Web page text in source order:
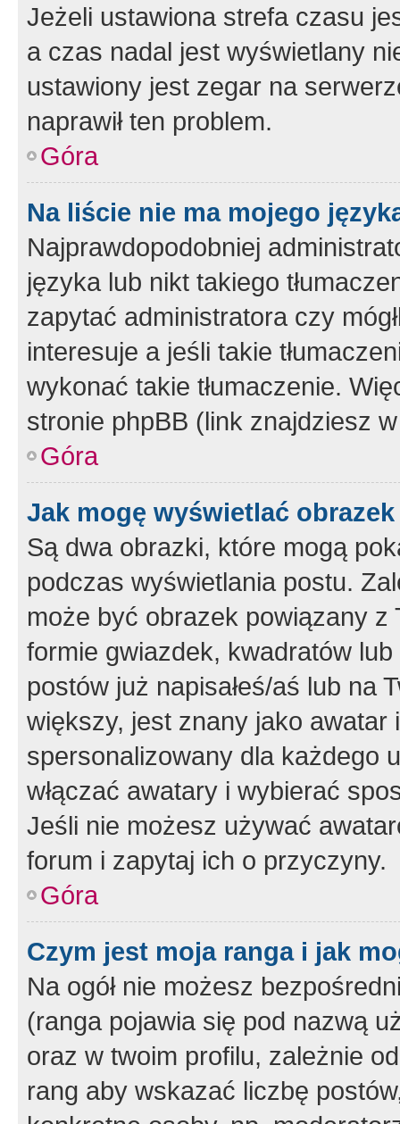
Jeżeli ustawiona strefa czasu
a czas nadal jest wyświetlany
ustawiony jest zegar na
naprawił ten problem.
Góra
Na liście nie ma mojego
Najprawdopodobniej
języka lub nikt takiego
zapytać administratora czy
interesuje a jeśli takie
wykonać takie tłumaczenie.
stronie phpBB (link znajdziesz
Góra
Jak mogę wyświetlać
Są dwa obrazki, które mogą
podczas wyświetlania postu.
może być obrazek powiązany z
formie gwiazdek, kwadratów
postów już napisałeś/aś lub na
większy, jest znany jako
spersonalizowany dla każdego
włączać awatary i wybierać
Jeśli nie możesz używać
forum i zapytaj ich o przyczyny.
Góra
Czym jest moja ranga i jak
Na ogół nie możesz
(ranga pojawia się pod nazwą
oraz w twoim profilu, zależnie
rang aby wskazać liczbę